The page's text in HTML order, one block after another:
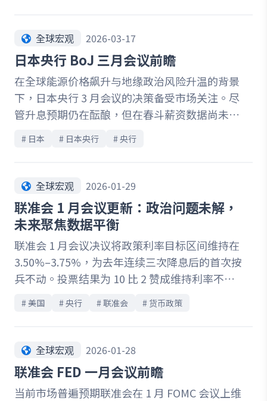
点，包括核心通膨回落速度不如预期、劳动市场
预测（SEP）可能释出的政策讯号。随着能源价
格上行推升未来通膨风险，联准会可能被迫延后
降息时程，甚至重新调整政策路径。在通膨与景
气拉扯之间，本次会议将成为判断全年货币政策
走向的重要转折点。
全球宏观 2026-03-17
日本央行 BoJ 三月会议前瞻
在全球能源价格飙升与地缘政治风险升温的背景
下，日本央行 3 月会议的决策备受市场关注。尽
管升息预期仍在酝酿，但在春斗薪资数据尚未明
市场普遍预期本次将按兵不动。本文深入解析日
资成长逐步支撑经济复苏；另一方面，消费疲弱
与防御性储蓄仍限制内需动能。同时，日圆贬值
与能源价格上涨带来的输入性通膨，正逐步改变
政策风险平衡。随着市场焦点转向 4 月会议，薪
资成长是否落实、企业信心是否延续，将成为决
定升息时点的关键。这场在通膨与成长之间的权
衡，正为日本货币政策走向埋下重要伏笔。
# 日本 # 日本央行 # 央行
全球宏观 2026-01-29
联准会 1 月会议更新：政治问题未解，
未来聚焦数据平衡
联准会 1 月会议决议将政策利率目标区间维持在
3.50%–3.75%，为去年连续三次降息后的首次按
兵不动。投票结果为 10 比 2 赞成维持利率不
共识相对集中，两位反对者主张降息 1 码，反映
# 美国 # 央行 # 联准会 # 货币政策
全球宏观 2026-01-28
联准会 FED 一月会议前瞻
当前市场普遍预期联准会在 1 月 FOMC 会议上维